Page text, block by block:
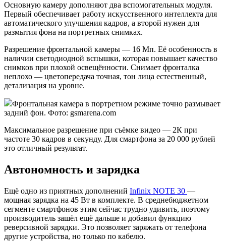
Основную камеру дополняют два вспомогательных модуля.
Первый обеспечивает работу искусственного интеллекта для
автоматического улучшения кадров, а второй нужен для
размытия фона на портретных снимках.
Разрешение фронтальной камеры — 16 Мп. Её особенность в
наличии светодиодной вспышки, которая повышает качество
снимков при плохой освещённости. Снимает фронталка
неплохо — цветопередача точная, тон лица естественный,
детализация на уровне.
Фронтальная камера в портретном режиме точно размывает
задний фон. Фото: gsmarena.com
Максимальное разрешение при съёмке видео — 2К при
частоте 30 кадров в секунду. Для смартфона за 20 000 рублей
это отличный результат.
Автономность и зарядка
Ещё одно из приятных дополнений Infinix NOTE 30 —
мощная зарядка на 45 Вт в комплекте. В среднебюджетном
сегменте смартфонов этим сейчас трудно удивить, поэтому
производитель зашёл ещё дальше и добавил функцию
реверсивной зарядки. Это позволяет заряжать от телефона
другие устройства, но только по кабелю.